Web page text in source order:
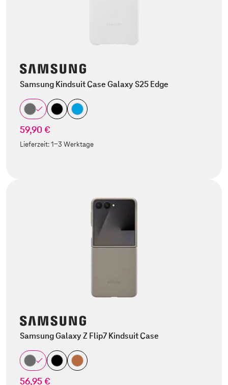
Samsung Kindsuit Case Galaxy S25 Edge
59,90 €
Lieferzeit:1-3 Werktage
Samsung Galaxy Z Flip7 Kindsuit Case
56,95 €